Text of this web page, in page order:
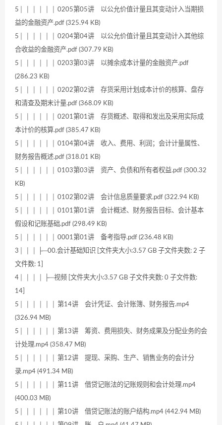
5│ │ │ │ │ │ 0205第05讲 以公允价值计量且其变动计入当期损
益的金融资产.pdf (325.94 KB)
5│ │ │ │ │ │ 0204第04讲 以公允价值计量且其变动计入其他综
合收益的金融资产.pdf (307.79 KB)
5│ │ │ │ │ │ 0203第03讲 以摊余成本计量的金融资产.pdf
(286.23 KB)
5│ │ │ │ │ │ 0202第02讲 存货采用计划成本计价的核算、盘存
和清查及期末计量.pdf (368.09 KB)
5│ │ │ │ │ │ 0201第01讲 存货概述、取得和发出及采用实际成
本计价的核算.pdf (385.47 KB)
5│ │ │ │ │ │ 0104第04讲 收入、费用、利润；会计计量属性、
财务报告概述.pdf (318.01 KB)
5│ │ │ │ │ │ 0103第03讲 资产、负债和所有者权益.pdf (300.32
KB)
5│ │ │ │ │ │ 0102第02讲 会计信息质量要求.pdf (322.94 KB)
5│ │ │ │ │ │ 0101第01讲 会计概述、财务报告目标、会计基本
假设和记账基础.pdf (298.49 KB)
5│ │ │ │ │ │ 0001第01讲 备考指导.pdf (236.48 KB)
3│ │ │ ├─00.会计基础知识 [文件夹大小:3.57 GB 子文件夹数: 2 子
文件数: 1]
4│ │ │ │ ├─视频 [文件夹大小:3.57 GB 子文件夹数: 0 子文件数:
14]
5│ │ │ │ │ │ 第14讲 会计凭证、会计账簿、财务报告.mp4
(326.94 MB)
5│ │ │ │ │ │ 第13讲 筹资、费用损失、财务成果及分配业务的会
计处理.mp4 (358.47 MB)
5│ │ │ │ │ │ 第12讲 提现、采购、生产、销售业务的会计分
录.mp4 (491.34 MB)
5│ │ │ │ │ │ 第11讲 借贷记账法的记账规则和会计处理.mp4
(400.03 MB)
5│ │ │ │ │ │ 第10讲 借贷记账法的账户结构.mp4 (442.94 MB)